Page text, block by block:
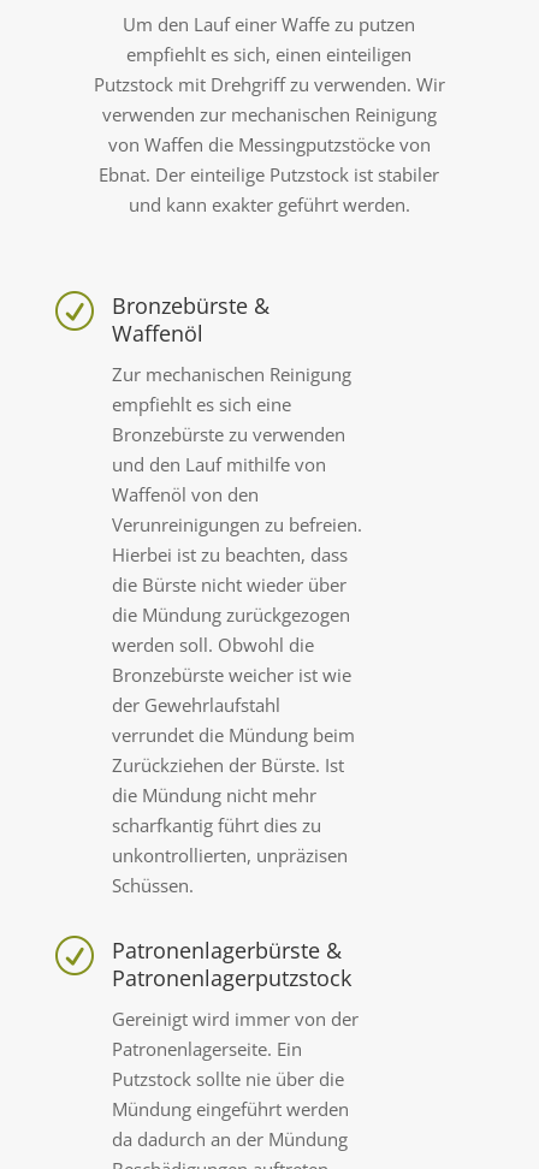
Um den Lauf einer Waffe zu putzen
empfiehlt es sich, einen einteiligen
Putzstock mit Drehgriff zu verwenden. Wir
verwenden zur mechanischen Reinigung
von Waffen die Messingputzstöcke von
Ebnat. Der einteilige Putzstock ist stabiler
und kann exakter geführt werden.
R
Bronzebürste &
Waffenöl
Zur mechanischen Reinigung
empfiehlt es sich eine
Bronzebürste zu verwenden
und den Lauf mithilfe von
Waffenöl von den
Verunreinigungen zu befreien.
Hierbei ist zu beachten, dass
die Bürste nicht wieder über
die Mündung zurückgezogen
werden soll. Obwohl die
Bronzebürste weicher ist wie
der Gewehrlaufstahl
verrundet die Mündung beim
Zurückziehen der Bürste. Ist
die Mündung nicht mehr
scharfkantig führt dies zu
unkontrollierten, unpräzisen
Schüssen.
R
Patronenlagerbürste &
Patronenlagerputzstock
Gereinigt wird immer von der
Patronenlagerseite. Ein
Putzstock sollte nie über die
Mündung eingeführt werden
da dadurch an der Mündung